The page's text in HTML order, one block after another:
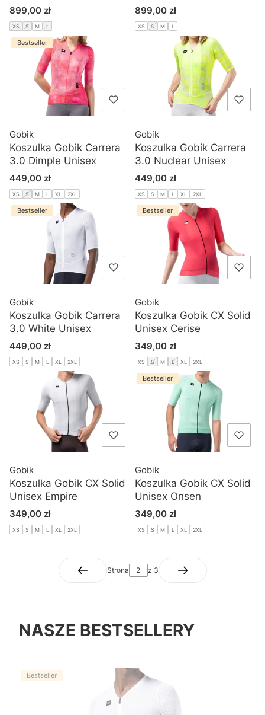
Cena
899,00 zł
XS S M L
Cena
899,00 zł
XS S M L
Bestseller
Koszulka Gobik Carrera
3.0 Dimple Unisex
Gobik
Cena
449,00 zł
XS S M L XL 2XL
Koszulka Gobik Carrera
3.0 Nuclear Unisex
Gobik
Cena
449,00 zł
XS S M L XL 2XL
Bestseller
Koszulka Gobik Carrera
3.0 White Unisex
Gobik
Cena
449,00 zł
XS S M L XL 2XL
Bestseller
Koszulka Gobik CX Solid
Unisex Cerise
Gobik
Cena
349,00 zł
XS S M L XL 2XL
Koszulka Gobik CX Solid
Unisex Empire
Gobik
Cena
349,00 zł
XS S M L XL 2XL
Bestseller
Koszulka Gobik CX Solid
Unisex Onsen
Gobik
Cena
349,00 zł
XS S M L XL 2XL
Strona z 3
NASZE BESTSELLERY
Bestseller